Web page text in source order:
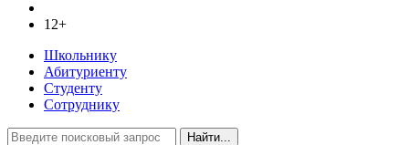
12+
Школьнику
Абитуриенту
Студенту
Сотруднику
Найти...